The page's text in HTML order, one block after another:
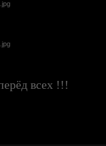
всех !!!